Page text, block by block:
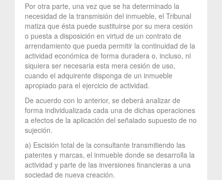
Por otra parte, una vez que se ha determinado la
necesidad de la transmisión del inmueble, el Tribunal
matiza que ésta puede sustituirse por su mera cesión
o puesta a disposición en virtud de un contrato de
arrendamiento que pueda permitir la continuidad de la
actividad económica de forma duradera o, incluso, ni
siquiera ser necesaria esta mera cesión de uso,
cuando el adquirente disponga de un inmueble
apropiado para el ejercicio de actividad.
De acuerdo con lo anterior, se deberá analizar de
forma individualizada cada una de dichas operaciones
a efectos de la aplicación del señalado supuesto de no
sujeción.
a) Escisión total de la consultante transmitiendo las
patentes y marcas, el inmueble donde se desarrolla la
actividad y parte de las inversiones financieras a una
sociedad de nueva creación.